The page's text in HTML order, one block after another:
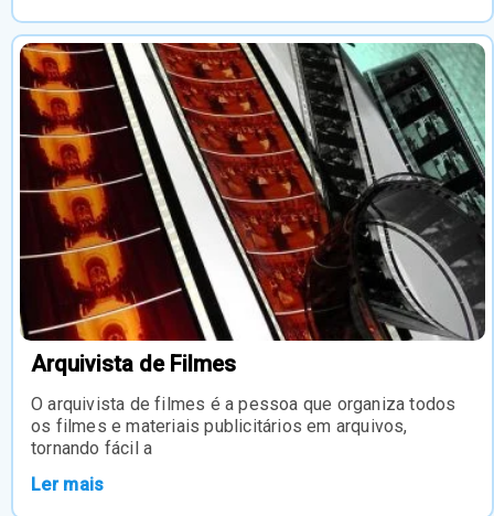
Arquivista de Filmes
O arquivista de filmes é a pessoa que organiza todos
os filmes e materiais publicitários em arquivos,
tornando fácil a
Ler mais